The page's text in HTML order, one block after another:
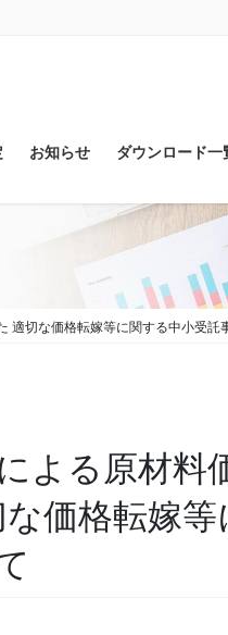
お知らせ ダウンロード一
適切な価格転嫁等に関する中小受託
よる原材料
価格転嫁等